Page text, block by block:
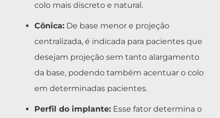
colo mais discreto e natural.
Cônica: De base menor e projeção
centralizada, é indicada para pacientes que
desejam projeção sem tanto alargamento
da base, podendo também acentuar o colo
em determinadas pacientes.
Perfil do implante: Esse fator determina o